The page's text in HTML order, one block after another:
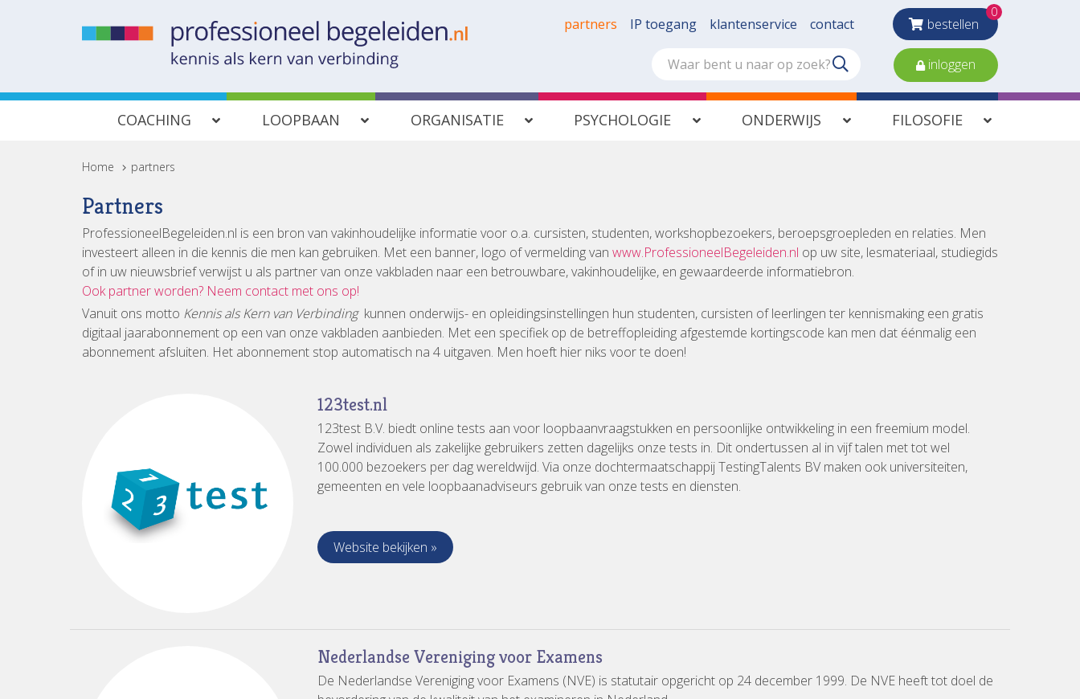
partners IP toegang klantenservice contact bestellen
0
inloggen
COACHING LOOPBAAN ORGANISATIE PSYCHOLOGIE ONDERWIJS FILOSOFIE
Home > partners
Partners
ProfessioneelBegeleiden.nl is een bron van vakinhoudelijke informatie voor o.a. cursisten, studenten, workshopbezoekers, beroepsgroepleden en relaties. Men
investeert alleen in die kennis die men kan gebruiken. Met een banner, logo of vermelding van www.ProfessioneelBegeleiden.nl op uw site, lesmateriaal, studiegids
of in uw nieuwsbrief verwijst u als partner van onze vakbladen naar een betrouwbare, vakinhoudelijke, en gewaardeerde informatiebron.
Ook partner worden? Neem contact met ons op!
Vanuit ons motto Kennis als Kern van Verbinding kunnen onderwijs- en opleidingsinstellingen hun studenten, cursisten of leerlingen ter kennismaking een gratis
digitaal jaarabonnement op een van onze vakbladen aanbieden. Met een specifiek op de betreffopleiding afgestemde kortingscode kan men dat éénmalig een
abonnement afsluiten. Het abonnement stop automatisch na 4 uitgaven. Men hoeft hier niks voor te doen!
123test.nl
123test B.V. biedt online tests aan voor loopbaanvraagstukken en persoonlijke ontwikkeling in een freemium model.
Zowel individuen als zakelijke gebruikers zetten dagelijks onze tests in. Dit ondertussen al in vijf talen met tot wel
100.000 bezoekers per dag wereldwijd. Via onze dochtermaatschappij TestingTalents BV maken ook universiteiten,
gemeenten en vele loopbaanadviseurs gebruik van onze tests en diensten.
Website bekijken »
Nederlandse Vereniging voor Examens
De Nederlandse Vereniging voor Examens (NVE) is statutair opgericht op 24 december 1999. De NVE heeft tot doel de